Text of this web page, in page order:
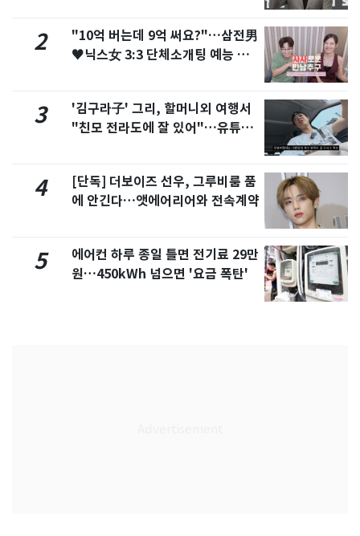
2
"10억 버는데 9억 써요?"…삼전男
♥닉스女 3:3 단체소개팅 예능 화
3
'김구라子' 그리, 할머니외 여행서
"친모 전라도에 잘 있어"…유튜브
4
[단독] 더보이즈 선우, 그루비룸 품
에 안긴다…앳에어리어와 전속계약
5
에어컨 하루 종일 틀면 전기료 29만
원…450kWh 넘으면 '요금 폭탄'